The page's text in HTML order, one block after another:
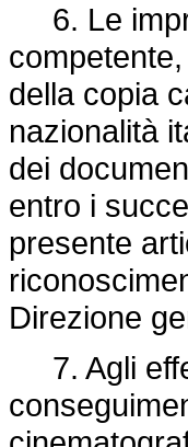
6. Le
della copia
nazionalità
dei
entro i
presente
Direzione
7. Agli